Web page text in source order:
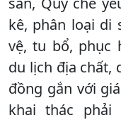
kê, phân loại di
vệ, tu bổ, phục
du lịch địa chất,
đồng gắn với
khai thác phải